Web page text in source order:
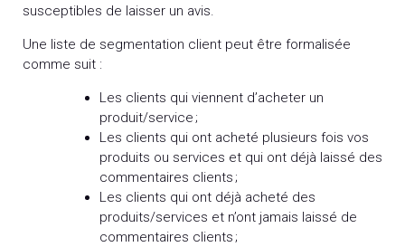
susceptibles de laisser un avis.
Une liste de segmentation client peut être formalisée
comme suit :
Les clients qui viennent d’acheter un
produit/service ;
Les clients qui ont acheté plusieurs fois vos
produits ou services et qui ont déjà laissé des
commentaires clients ;
Les clients qui ont déjà acheté des
produits/services et n’ont jamais laissé de
commentaires clients ;